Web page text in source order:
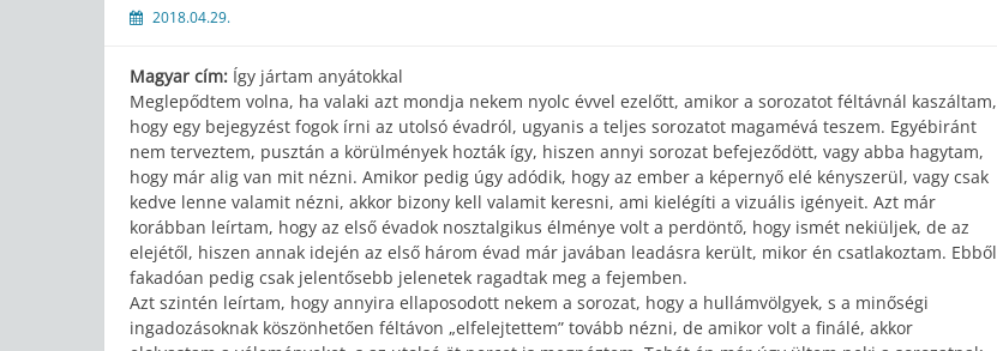
2018.04.29.
Magyar cím: Így jártam anyátokkal
Meglepődtem volna, ha valaki azt mondja nekem nyolc évvel ezelőtt, amikor a sorozatot féltávnál kaszáltam,
hogy egy bejegyzést fogok írni az utolsó évadról, ugyanis a teljes sorozatot magamévá teszem. Egyébiránt
nem terveztem, pusztán a körülmények hozták így, hiszen annyi sorozat befejeződött, vagy abba hagytam,
hogy már alig van mit nézni. Amikor pedig úgy adódik, hogy az ember a képernyő elé kényszerül, vagy csak
kedve lenne valamit nézni, akkor bizony kell valamit keresni, ami kielégíti a vizuális igényeit. Azt már
korábban leírtam, hogy az első évadok nosztalgikus élménye volt a perdöntő, hogy ismét nekiüljek, de az
elejétől, hiszen annak idején az első három évad már javában leadásra került, mikor én csatlakoztam. Ebből
fakadóan pedig csak jelentősebb jelenetek ragadtak meg a fejemben.
Azt szintén leírtam, hogy annyira ellaposodott nekem a sorozat, hogy a hullámvölgyek, s a minőségi
ingadozásoknak köszönhetően féltávon „elfelejtettem” tovább nézni, de amikor volt a finálé, akkor